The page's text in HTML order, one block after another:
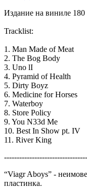
Издание на виниле 180
Tracklist:
1. Man Made of Meat
2. The Bog Body
3. Uno lI
4. Pyramid of Health
5. Dirty Boyz
6. Medicine for Horses
7. Waterboy
8. Store Policy
9. You N33d Me
10. Best In Show pt. IV
11. River King
“Viagr Aboys” -
пластинка.